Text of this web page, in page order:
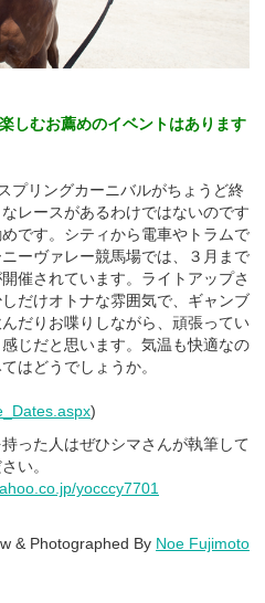
しむお薦めのイベントはあります
プリングカーニバルがちょうど終
レースがあるわけではないのです
です。シティから電車やトラムで
ーヴァレー競馬場では、３月まで
催されています。ライトアップさ
だけオトナな雰囲気で、ギャンブ
だりお喋りしながら、頑張ってい
じだと思います。気温も快適なの
はどうでしょうか。
)
った人はぜひシマさんが執筆して
い。
yocccy7701
& Photographed By Noe Fujimoto